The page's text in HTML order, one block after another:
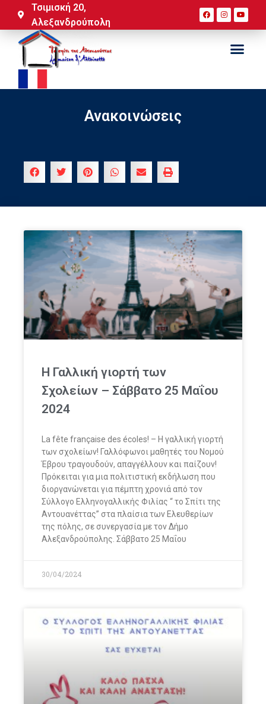
Τσιμισκή 20,
Αλεξανδρούπολη
Ανακοινώσεις
Η Γαλλική γιορτή των
Σχολείων – Σάββατο 25 Μαΐου
2024
La fête française des écoles! – Η γαλλική γιορτή
των σχολείων! Γαλλόφωνοι μαθητές του Νομού
Έβρου τραγουδούν, απαγγέλλουν και παίζουν!
Πρόκειται για μια πολιτιστική εκδήλωση που
διοργανώνεται για πέμπτη χρονιά από τον
Σύλλογο Ελληνογαλλικής Φιλίας “ το Σπίτι της
Αντουανέττας” στα πλαίσια των Ελευθερίων
της πόλης, σε συνεργασία με τον Δήμο
Αλεξανδρούπολης. Σάββατο 25 Μαΐου
30/04/2024